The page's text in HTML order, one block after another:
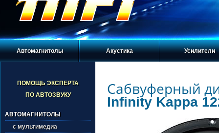
Автомагнитолы Акустика Усилители
ПОМОЩЬ ЭКСПЕРТА
ПО АВТОЗВУКУ
АВТОМАГНИТОЛЫ
с мультимедиа
Сабвуферный
Infinity Kappa